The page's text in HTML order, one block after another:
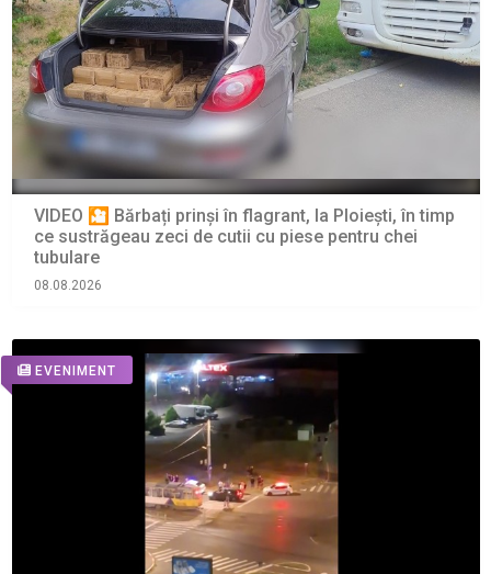
VIDEO 🎦 Bărbați prinși în flagrant, la Ploiești, în timp
ce sustrăgeau zeci de cutii cu piese pentru chei
tubulare
08.08.2026
EVENIMENT